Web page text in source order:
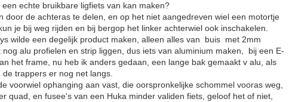
echte bruikbare ligfiets van kan maken?
door de achteras te delen, en op het niet aangedreven wiel een motortje
je bij weg rijden en bij bergop het linker achterwiel ook inschakelen.
wilde een degelijk product maken, alleen alles van buis met 2mm
alu profielen en strip liggen, dus iets van aluminium maken, bij een E-
het frame, nu heb ik anders gedaan, een lange bak gemaakt v alu, als
trappers er nog net langs.
voorwiel ophanging aan vast, die oorspronkelijke schommel vooras weg,
quad, en fusee's van een Huka minder validen fiets, geloof het of niet,